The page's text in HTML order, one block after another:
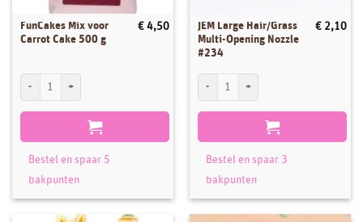
FunCakes Mix voor
Carrot Cake 500 g
€ 4,50
Bestel en spaar 5
bakpunten
JEM Large Hair/Grass
Multi-Opening Nozzle
#234
€ 2,10
Bestel en spaar 3
bakpunten